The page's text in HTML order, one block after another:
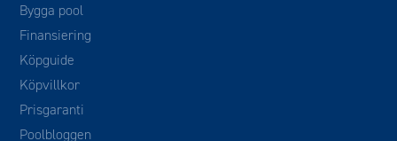
Bygga pool
Finansiering
Köpguide
Köpvillkor
Prisgaranti
Poolbloggen